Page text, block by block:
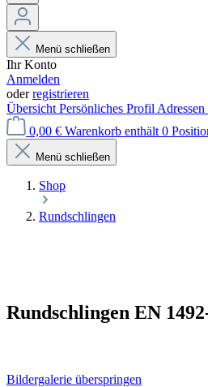
Menü schließen
Ihr Konto
Anmelden
oderregistrieren
Übersicht Persönliches Profil Adressen
0,00 € Warenkorb enthält 0
Menü schließen
Shop
Rundschlingen
Rundschlingen EN
Bildergalerie überspringen